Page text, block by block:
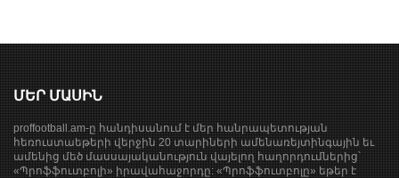
ՄԵՐ ՄԱՍԻՆ
proffootball.am-ը հանդիսանում է մեր հանրապետության
հեռուստաեթերի վերջին 20 տարիների ամենառեյտինգային եւ
ամենից մեծ մասսայականություն վայելող հաղորդումներից՝
«Պրոֆֆուտբոլի» իրավահաջորդը: «Պրոֆֆուտբոլը» եթեր է